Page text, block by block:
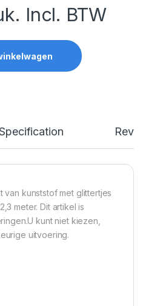
Incl. BTW
van kunststof met glittertjes
meter. Dit artikel is
kunt niet kiezen,
uitvoering.